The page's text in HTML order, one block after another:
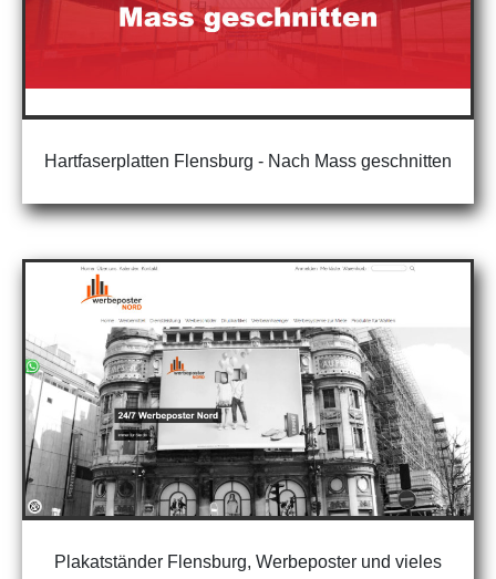
Hartfaserplatten Flensburg - Nach Mass geschnitten
Plakatständer Flensburg, Werbeposter und vieles